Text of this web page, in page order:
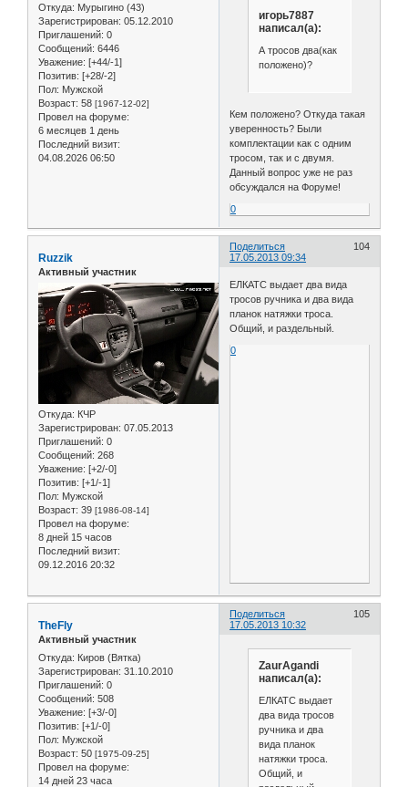
Откуда: Мурыгино (43)
Зарегистрирован: 05.12.2010
Приглашений: 0
Сообщений: 6446
Уважение: [+44/-1]
Позитив: [+28/-2]
Пол: Мужской
Возраст: 58 [1967-12-02]
Провел на форуме:
6 месяцев 1 день
Последний визит:
04.08.2026 06:50
игорь7887
написал(а):
А тросов два(как
положено)?
Кем положено? Откуда такая
уверенность? Были
комплектации как с одним
тросом, так и с двумя.
Данный вопрос уже не раз
обсуждался на Форуме!
0
Поделиться
104
17.05.2013 09:34
Ruzzik
Активный участник
Откуда: КЧР
Зарегистрирован: 07.05.2013
Приглашений: 0
Сообщений: 268
Уважение: [+2/-0]
Позитив: [+1/-1]
Пол: Мужской
Возраст: 39 [1986-08-14]
Провел на форуме:
8 дней 15 часов
Последний визит:
09.12.2016 20:32
ЕЛКАТС выдает два вида
тросов ручника и два вида
планок натяжки троса.
Общий, и раздельный.
0
Поделиться
105
17.05.2013 10:32
TheFly
Активный участник
Откуда: Киров (Вятка)
Зарегистрирован: 31.10.2010
Приглашений: 0
Сообщений: 508
Уважение: [+3/-0]
Позитив: [+1/-0]
Пол: Мужской
Возраст: 50 [1975-09-25]
Провел на форуме:
14 дней 23 часа
ZaurAgandi
написал(а):
ЕЛКАТС выдает
два вида тросов
ручника и два
вида планок
натяжки троса.
Общий, и